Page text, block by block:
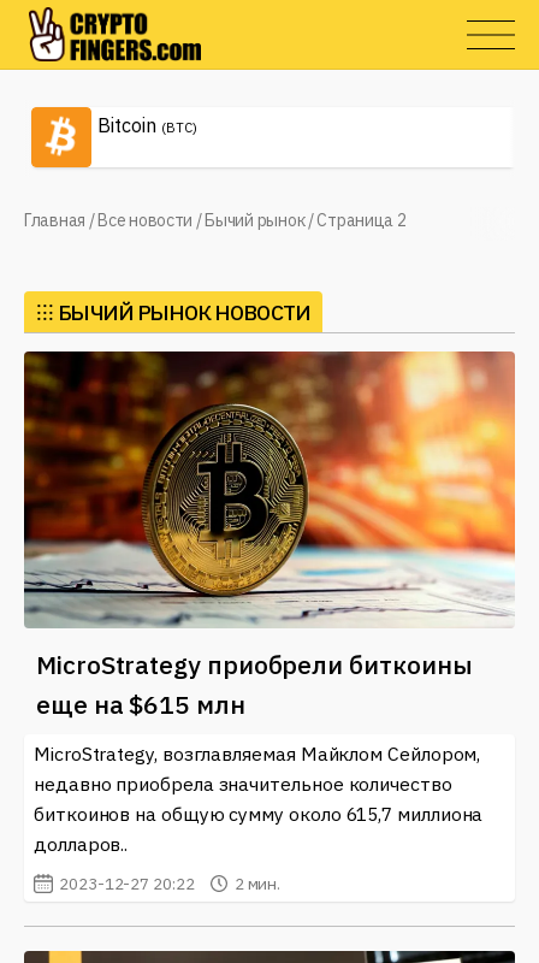
Bitcoin (BTC)
Главная /Все новости /Бычий рынок/Страница 2
⁝⁝⁝ БЫЧИЙ РЫНОК НОВОСТИ
MicroStrategy приобрели биткоины
еще на $615 млн
MicroStrategy, возглавляемая Майклом Сейлором,
недавно приобрела значительное количество
биткоинов на общую сумму около 615,7 миллиона
долларов..
2023-12-27 20:22 2 мин.